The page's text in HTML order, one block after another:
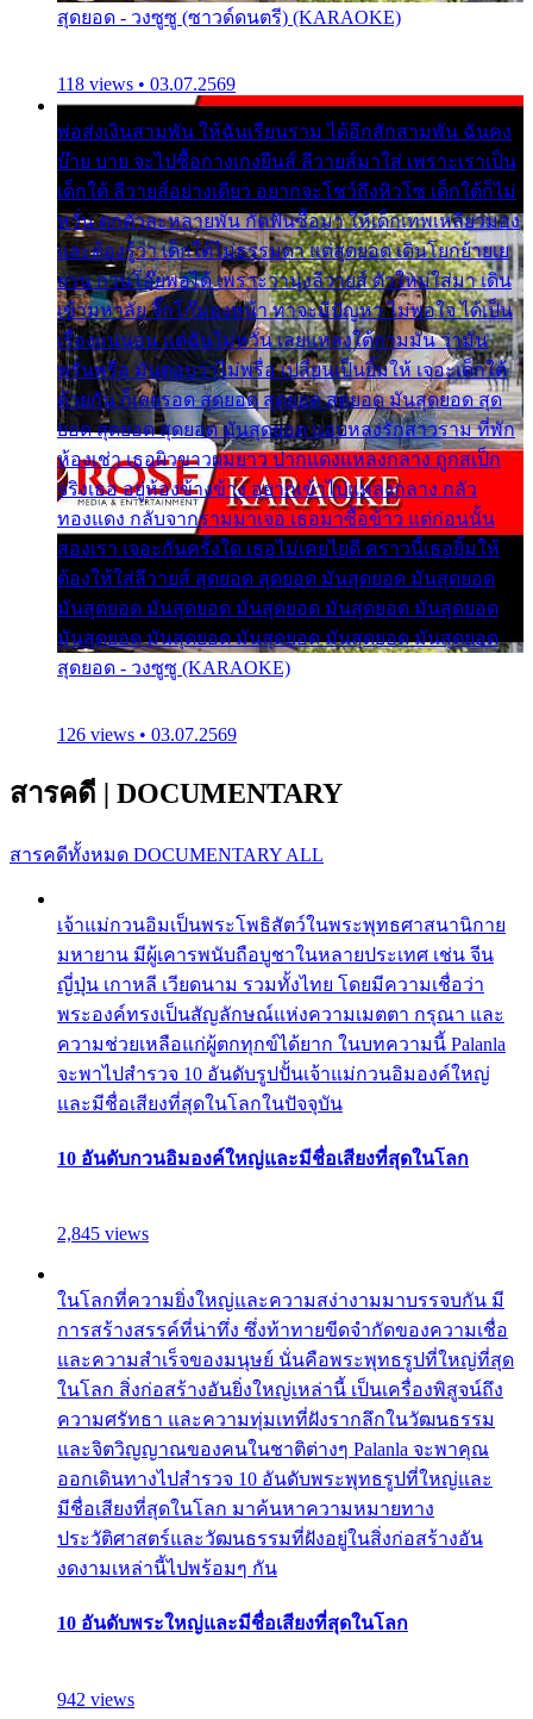
สุดยอด - วงซูซู (ซาวด์ดนตรี) (KARAOKE)
118 views • 03.07.2569
พ่อส่งเงินสามพัน ให้ฉันเรียนราม ได้อีกสักสามพัน ฉันคง
บ๊าย บาย จะไปซื้อกางเกงยีนส์ ลีวายส์มาใส่ เพราะเราเป็น
เด็กใต้ ลีวายส์อย่างเดียว อยากจะโชว์ถึงหิวโซ เด็กใต้ก็ไม่
หวั่น ตกตัวละหลายพัน กัดฟันซื้อมา ให้เด็กเทพเหลียวมอง
และต้องรู้ว่า เด็กใต้ไม่ธรรมดา แต่สุดยอด เดินโยกย้ายเย
ยวน กวนโอ๊ยพอได้ เพราะว่านุ่งลีวายส์ ตัวใหม่ใส่มา เดิน
เข้ามหาลัย จิ๊กโก๊มองหน้า ท่าจะมีปัญหา ไม่พอใจ ได้เป็น
เรื่องแน่นอน แต่ฉันไม่หวั่น เลยแหลงใต้ถามมัน ว่ามัน
พรั่นพรือ มันตอบว่าไม่พรื่อ เปลี่ยนเป็นยิ้มให้ เจอะเด็กใต้
ด้วยกัน ก็เลยรอด สุดยอด สุดยอด สุดยอด มันสุดยอด สุด
ยอด สุดยอด สุดยอด มันสุดยอด แอบหลงรักสาวราม ที่พัก
ห้องเช่า เธอผิวขาวผมยาว ปากแดงแหลงกลาง ถูกสเป็ก
จริงเธอ อยู่ห้องข้างข้าง อยากเข้าไปแหลงกลาง กลัว
ทองแดง กลับจากรามมาเจอ เธอมาซื้อข้าว แต่ก่อนนั้น
สองเรา เจอะกันครั้งใด เธอไม่เคยไยดี คราวนี้เธอยิ้มให้
ต้องให้ใส่ลีวายส์ สุดยอด สุดยอด มันสุดยอด มันสุดยอด
มันสุดยอด มันสุดยอด มันสุดยอด มันสุดยอด มันสุดยอด
มันสุดยอด มันสุดยอด มันสุดยอด มันสุดยอด มันสุดยอด
สุดยอด - วงซูซู (KARAOKE)
126 views • 03.07.2569
สารคดี | DOCUMENTARY
สารคดีทั้งหมด DOCUMENTARY ALL
เจ้าแม่กวนอิมเป็นพระโพธิสัตว์ในพระพุทธศาสนานิกาย
มหายาน มีผู้เคารพนับถือบูชาในหลายประเทศ เช่น จีน
ญี่ปุ่น เกาหลี เวียดนาม รวมทั้งไทย โดยมีความเชื่อว่า
พระองค์ทรงเป็นสัญลักษณ์แห่งความเมตตา กรุณา และ
ความช่วยเหลือแก่ผู้ตกทุกข์ได้ยาก ในบทความนี้ Palanla
จะพาไปสำรวจ 10 อันดับรูปปั้นเจ้าแม่กวนอิมองค์ใหญ่
และมีชื่อเสียงที่สุดในโลกในปัจจุบัน
10 อันดับกวนอิมองค์ใหญ่และมีชื่อเสียงที่สุดในโลก
2,845 views
ในโลกที่ความยิ่งใหญ่และความสง่างามมาบรรจบกัน มี
การสร้างสรรค์ที่น่าทึ่ง ซึ่งท้าทายขีดจำกัดของความเชื่อ
และความสำเร็จของมนุษย์ นั่นคือพระพุทธรูปที่ใหญ่ที่สุด
ในโลก สิ่งก่อสร้างอันยิ่งใหญ่เหล่านี้ เป็นเครื่องพิสูจน์ถึง
ความศรัทธา และความทุ่มเทที่ฝังรากลึกในวัฒนธรรม
และจิตวิญญาณของคนในชาติต่างๆ Palanla จะพาคุณ
ออกเดินทางไปสำรวจ 10 อันดับพระพุทธรูปที่ใหญ่และ
มีชื่อเสียงที่สุดในโลก มาค้นหาความหมายทาง
ประวัติศาสตร์และวัฒนธรรมที่ฝังอยู่ในสิ่งก่อสร้างอัน
งดงามเหล่านี้ไปพร้อมๆ กัน
10 อันดับพระใหญ่และมีชื่อเสียงที่สุดในโลก
942 views